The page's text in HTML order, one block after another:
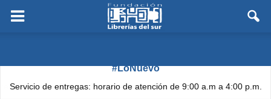
#LoNuevo
Servicio de entregas: horario de atención de 9:00 a.m a 4:00 p.m.